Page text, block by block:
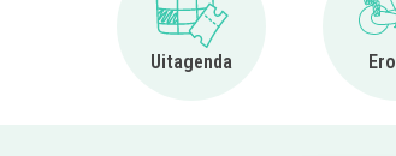
Uitagenda
Ga naar Uitagenda